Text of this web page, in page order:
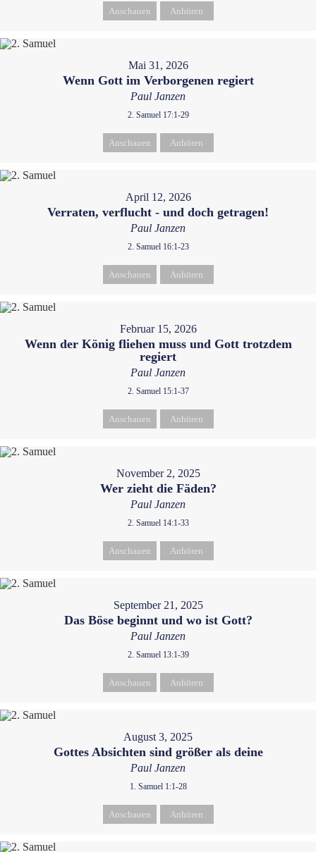
Anschauen Anhören
Mai 31, 2026
Wenn Gott im Verborgenen regiert
Paul Janzen
2. Samuel 17:1-29
Anschauen Anhören
April 12, 2026
Verraten, verflucht - und doch getragen!
Paul Janzen
2. Samuel 16:1-23
Anschauen Anhören
Februar 15, 2026
Wenn der König fliehen muss und Gott trotzdem
regiert
Paul Janzen
2. Samuel 15:1-37
Anschauen Anhören
November 2, 2025
Wer zieht die Fäden?
Paul Janzen
2. Samuel 14:1-33
Anschauen Anhören
September 21, 2025
Das Böse beginnt und wo ist Gott?
Paul Janzen
2. Samuel 13:1-39
Anschauen Anhören
August 3, 2025
Gottes Absichten sind größer als deine
Paul Janzen
1. Samuel 1:1-28
Anschauen Anhören